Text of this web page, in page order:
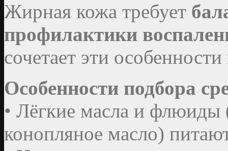
Жирная кожа требует
профилактики
сочетает эти
Особенности подбора
• Лёгкие масла и флюиды
конопляное масло)